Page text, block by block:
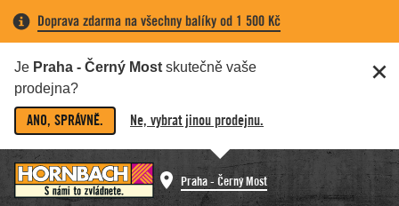
Doprava zdarma na všechny balíky od 1 500 Kč
Je Praha - Černý Most skutečně vaše
prodejna?
ANO, SPRÁVNĚ. Ne, vybrat jinou prodejnu.
Praha - Černý Most